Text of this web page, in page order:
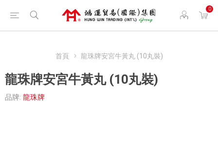
0
首頁 龍珠牌安宮牛黃丸 (10丸裝)
龍珠牌安宮牛黃丸 (10丸裝)
品牌: 龍珠牌